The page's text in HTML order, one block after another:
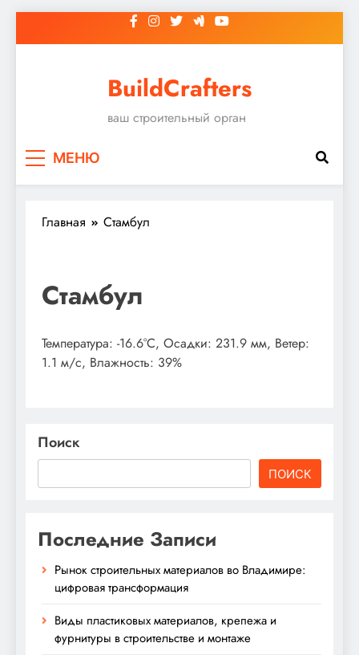
к
BuildCrafters
ваш строительный орган
МЕНЮ
Главная Стамбул
Стамбул
Температура: -16.6°C, Осадки: 231.9 мм, Ветер:
1.1 м/с, Влажность: 39%
Поиск
ПОИСК
Последние Записи
Рынок строительных материалов во Владимире:
цифровая трансформация
Виды пластиковых материалов, крепежа и
фурнитуры в строительстве и монтаже